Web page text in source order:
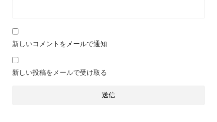
新しいコメントをメールで通知
新しい投稿をメールで受け取る